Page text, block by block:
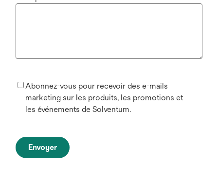
Abonnez-vous pour recevoir des e-mails
marketing sur les produits, les promotions et
les événements de Solventum.
Envoyer